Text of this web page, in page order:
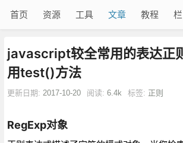
首页 资源 工具 文章 教程
javascript较全常用的表达正
用test()方法
更新日期: 2017-10-20 阅读: 6.4k 标签: 正则
RegExp对象